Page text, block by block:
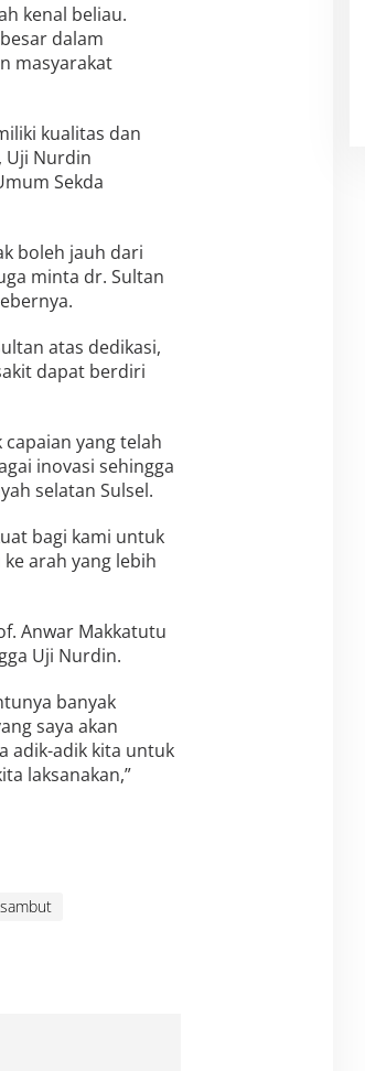
kenal beliau.
dalam
masyarakat
kualitas dan
Uji Nurdin
Sekda
boleh jauh dari
minta dr. Sultan
atas dedikasi,
dapat berdiri
yang telah
inovasi sehingga
selatan Sulsel.
bagi kami untuk
arah yang lebih
Anwar Makkatutu
Uji Nurdin.
banyak
saya akan
adik-adik kita untuk
laksanakan,”